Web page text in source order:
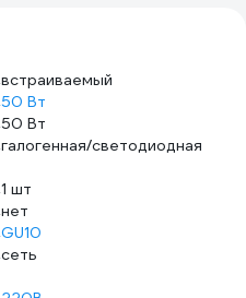
встраиваемый
50 Вт
50 Вт
галогенная/светодиодная
1 шт
нет
GU10
сеть